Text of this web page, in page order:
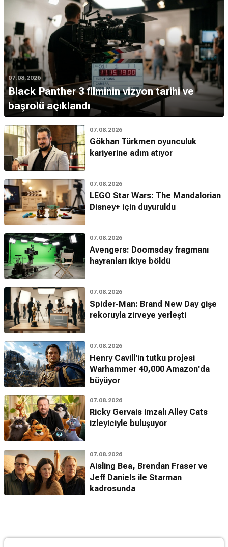
07.08.2026
Black Panther 3 filminin vizyon tarihi ve
başrolü açıklandı
07.08.2026
Gökhan Türkmen oyunculuk
kariyerine adım atıyor
07.08.2026
LEGO Star Wars: The Mandalorian
Disney+ için duyuruldu
07.08.2026
Avengers: Doomsday fragmanı
hayranları ikiye böldü
07.08.2026
Spider-Man: Brand New Day gişe
rekoruyla zirveye yerleşti
07.08.2026
Henry Cavill'in tutku projesi
Warhammer 40,000 Amazon'da
büyüyor
07.08.2026
Ricky Gervais imzalı Alley Cats
izleyiciyle buluşuyor
07.08.2026
Aisling Bea, Brendan Fraser ve
Jeff Daniels ile Starman
kadrosunda